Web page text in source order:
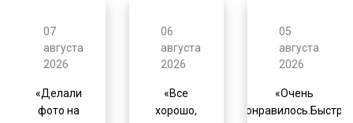
07
августа
2026
Делали
фото на
06
августа
2026
Все
хорошо,
05
августа
2026
Очень
понравилось.Быстро